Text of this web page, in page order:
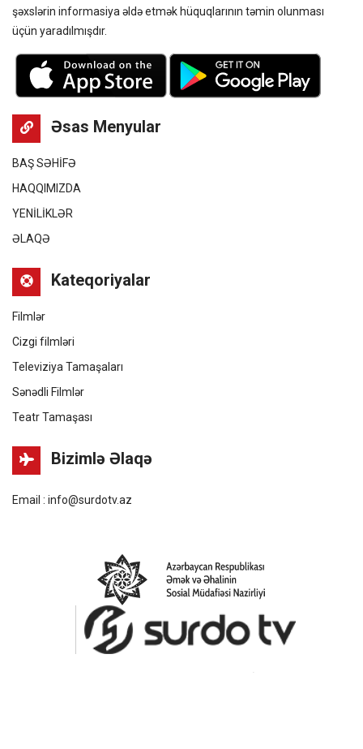
şəxslərin informasiya əldə etmək hüquqlarının təmin olunması
üçün yaradılmışdır.
Əsas Menyular
BAŞ SƏHİFƏ
HAQQIMIZDA
YENİLİKLƏR
ƏLAQƏ
Kateqoriyalar
Filmlər
Cizgi filmləri
Televiziya Tamaşaları
Sənədli Filmlər
Teatr Tamaşası
Bizimlə Əlaqə
Email : info@surdotv.az